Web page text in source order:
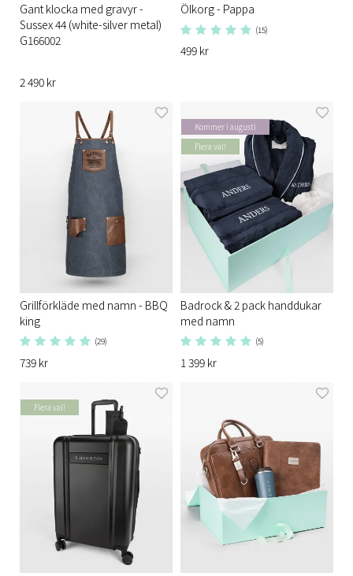
Gant klocka med gravyr -
Sussex 44 (white-silver metal)
G166002
2 490 kr
Ölkorg - Pappa
(15)
499 kr
Grillförkläde med namn - BBQ
king
(29)
739 kr
Kommer i augusti
Flera val!
Badrock & 2 pack handdukar
med namn
(5)
1 399 kr
Flera val!